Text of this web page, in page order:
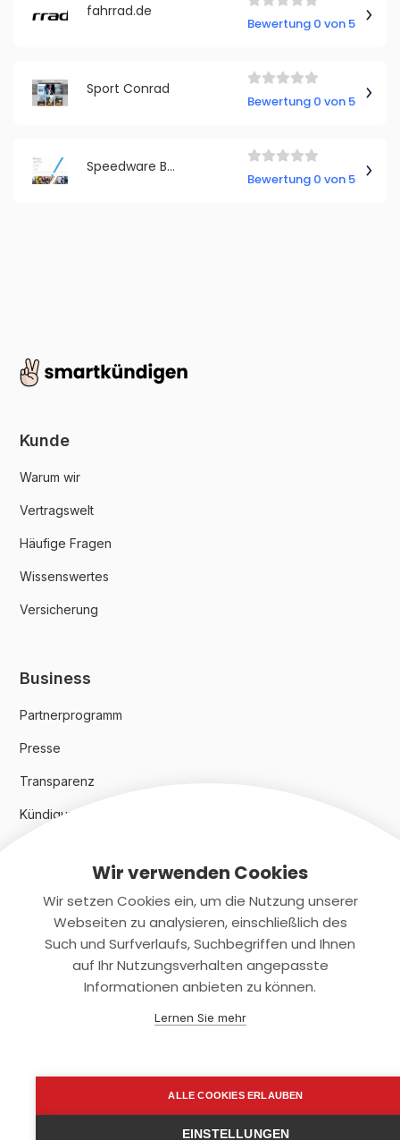
fahrrad.de
Bewertung 0 von 5
Sport Conrad
Bewertung 0 von 5
Speedware Bike Parts
Bewertung 0 von 5
Kunde
Warum wir
Vertragswelt
Häufige Fragen
Wissenswertes
Versicherung
Business
Partnerprogramm
Presse
Transparenz
Kündigungsindex 2024
Rechtliches
Datenschutz
support@smartkuendigen.de
Wir verwenden Cookies
Wir setzen Cookies ein, um die Nutzung unserer
Webseiten zu analysieren, einschließlich des
Such und Surfverlaufs, Suchbegriffen und Ihnen
auf Ihr Nutzungsverhalten angepasste
Informationen anbieten zu können.
Lernen Sie mehr
ALLE COOKIES ERLAUBEN
EINSTELLUNGEN